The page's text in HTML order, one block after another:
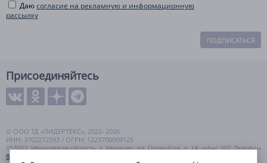
Даюсогласие на рекламную и информационную
рассылку
ПОДПИСАТЬСЯ
Присоединяйтесь
© ООО ТД «ЛИДЕРТЕКС», 2022–2026
ИНН: 3702272593 / ОГРН: 1223700009125
153002, Ивановская область, г. Иваново, ул. Громобоя, д. 1А, офис 202. Телефон
8 (800) 550-99-57